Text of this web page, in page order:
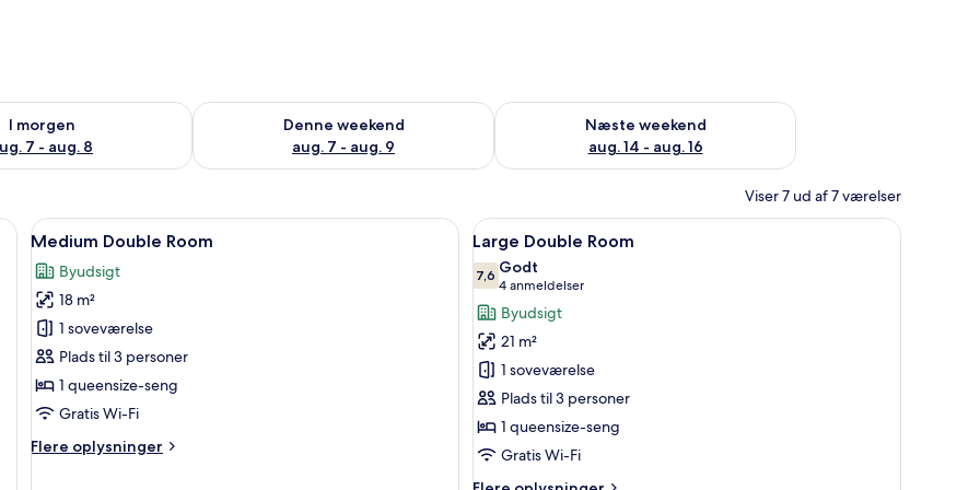
I morgen
7 - aug. 8
for i morgen aug. 7 - aug. 8
Denne weekend
aug. 7 - aug. 9
Tjek tilgængelighed for denne weekend aug. 7 - aug. 9
Næste weekend
aug. 14 - aug. 16
Tjek tilgængelighed for næste weekend aug. 14 - aug. 16
Viser 7 ud af 7 værelser
fjernsyn monteret på væggen og et vindue med gardiner.
Indlæs
alle
billeder
af
Medium
Double
Room
Et hotelværelse med sengegavl i skakmønster, en seng med hvide sengetøj, et natbord med lampe, et lille rundt
10
Medium Double Room
Byudsigt
18 m²
1 soveværelse
Plads til 3 personer
1 queensize-seng
Gratis Wi-Fi
Flere oplysninger
Flere
Indlæs
alle
billeder
af
Large
Double
Room
Et hotelværelse med en seng, et lille bord
17
Large Double Room
7,67,6 ud af 10
Godt
4 anmeldelser
(4
anmeldelser)
Byudsigt
21 m²
1 soveværelse
Plads til 3 personer
1 queensize-seng
Gratis Wi-Fi